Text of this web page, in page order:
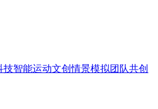
技智能运动文创情景模拟团队共创